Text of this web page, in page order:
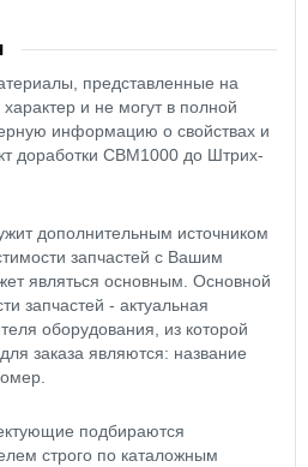
представленные на
и не могут в полной
информацию о свойствах и
доработки CBM1000 до Штрих-
дополнительным источником
запчастей с Вашим
являться основным. Основной
запчастей - актуальная
оборудования, из которой
заказа являются: название
подбираются
строго по каталожным